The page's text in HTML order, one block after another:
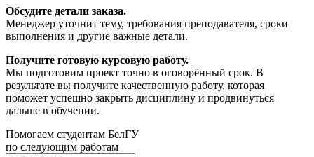
Обсудите детали заказа.
Менеджер уточнит тему, требования преподавателя, сроки
выполнения и другие важные детали.
Получите готовую курсовую работу.
Мы подготовим проект точно в оговорённый срок. В
результате вы получите качественную работу, которая
поможет успешно закрыть дисциплину и продвинуться
дальше в обучении.
Помогаем студентам БелГУ
по следующим работам